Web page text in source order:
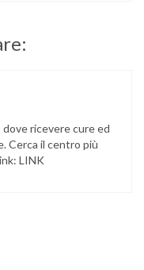
ricevere cure ed
Cerca il centro più
LINK